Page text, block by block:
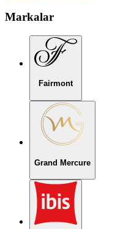
Markalar
Fairmont
Grand Mercure